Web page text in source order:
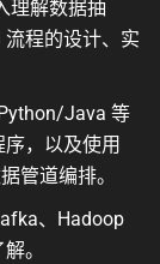
理解数据抽
程的设计、实
Java 等
，以及使用
管道编排。
、Hadoop
。